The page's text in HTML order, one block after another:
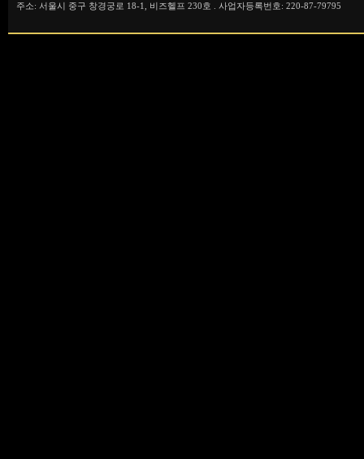
주소: 서울시 중구 창경궁로 18-1, 비즈헬프 230호 . 사업자등록번호: 220-87-79795